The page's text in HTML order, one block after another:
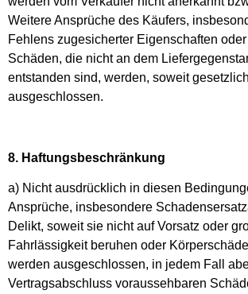
Weitere Ansprüche des Käufers,
Fehlens zugesicherter Eigenschaften
Schäden, die nicht an dem
entstanden sind, werden, soweit
ausgeschlossen.
8. Haftungsbeschränkung
a) Nicht ausdrücklich in diesen
Ansprüche, insbesondere
Delikt, soweit sie nicht auf Vorsatz oder
Fahrlässigkeit beruhen oder
werden ausgeschlossen, in jedem Fall
Vertragsabschluss voraussehbaren